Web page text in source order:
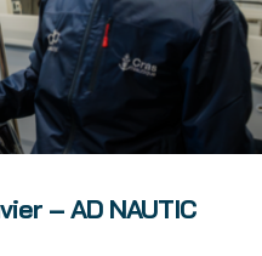
– AD NAUTIC